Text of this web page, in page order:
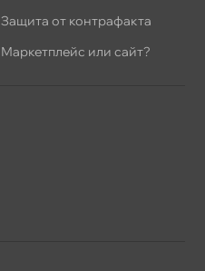
Защита от контрафакта
Маркетплейс или сайт?